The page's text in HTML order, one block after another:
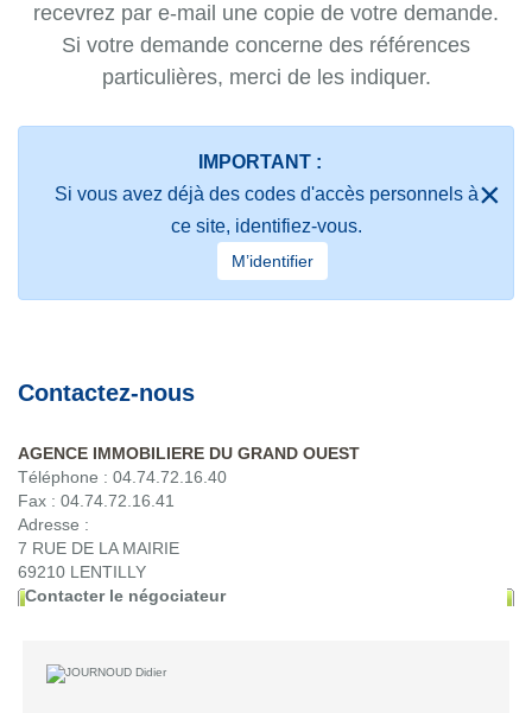
recevrez par e-mail une copie de votre demande.
Si votre demande concerne des références
particulières, merci de les indiquer.
IMPORTANT :
Si vous avez déjà des codes d'accès personnels à
ce site, identifiez-vous.
M’identifier
Contactez-nous
AGENCE IMMOBILIERE DU GRAND OUEST
Téléphone : 04.74.72.16.40
Fax : 04.74.72.16.41
Adresse :
7 RUE DE LA MAIRIE
69210 LENTILLY
Contacter le négociateur